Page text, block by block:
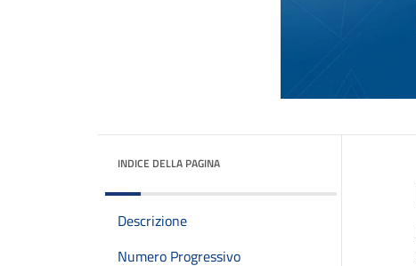
INDICE DELLA PAGINA
Descrizione
Numero Progressivo